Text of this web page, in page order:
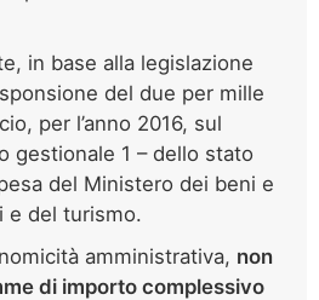
in base alla legislazione
del due per mille
per l’anno 2016, sul
gestionale 1 – dello stato
del Ministero dei beni e
e del turismo.
amministrativa, non
di importo complessivo